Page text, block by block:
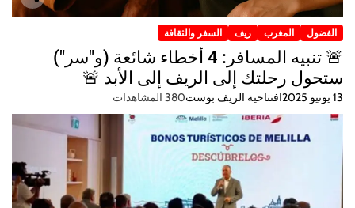
الفضول المغرب ريف السفر والثقافة
🚨 تنبيه المسافر: 4 أخطاء شائعة (و"سر")
ستحول رحلتك إلى الريف إلى الأبد 🚨
13 يونيو 2025 افتتاحية الريف بوست380 المشاهدات